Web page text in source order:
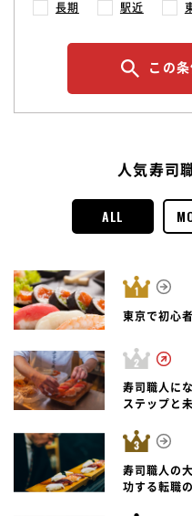
長期 駅近
この
人気寿司
ALL
東京で初心
寿司職人に
ステップと
寿司職人の
功する転職